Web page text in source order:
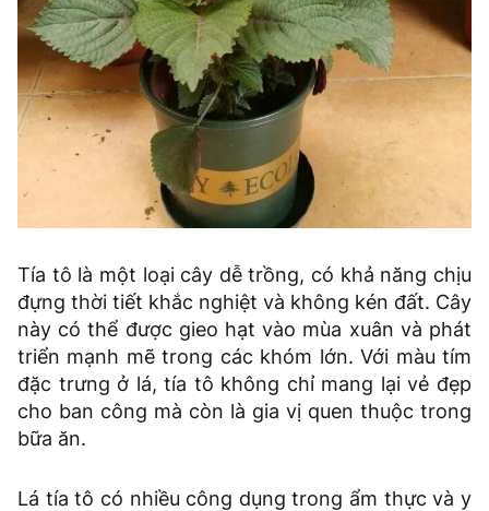
Tía tô là một loại cây dễ trồng, có khả năng chịu
đựng thời tiết khắc nghiệt và không kén đất. Cây
này có thể được gieo hạt vào mùa xuân và phát
triển mạnh mẽ trong các khóm lớn. Với màu tím
đặc trưng ở lá, tía tô không chỉ mang lại vẻ đẹp
cho ban công mà còn là gia vị quen thuộc trong
bữa ăn.
Lá tía tô có nhiều công dụng trong ẩm thực và y